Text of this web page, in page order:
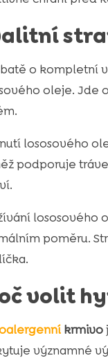
o kompletní
oleje. Jde
lososového
podporuje
lososového
poměru.
volit
krmivo
významné